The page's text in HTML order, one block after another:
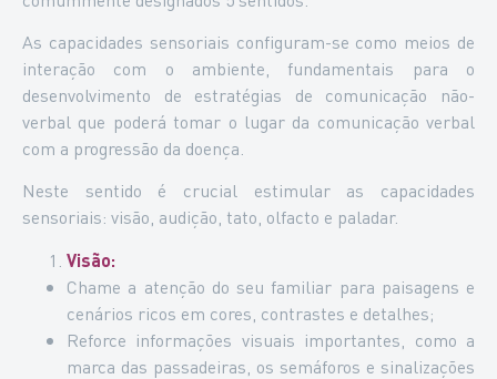
As capacidades sensoriais configuram-se como meios de
interação com o ambiente, fundamentais para o
desenvolvimento de estratégias de comunicação não-
verbal que poderá tomar o lugar da comunicação verbal
com a progressão da doença.
Neste sentido é crucial estimular as capacidades
sensoriais: visão, audição, tato, olfacto e paladar.
Visão:
Chame a atenção do seu familiar para paisagens e
cenários ricos em cores, contrastes e detalhes;
Reforce informações visuais importantes, como a
marca das passadeiras, os semáforos e sinalizações